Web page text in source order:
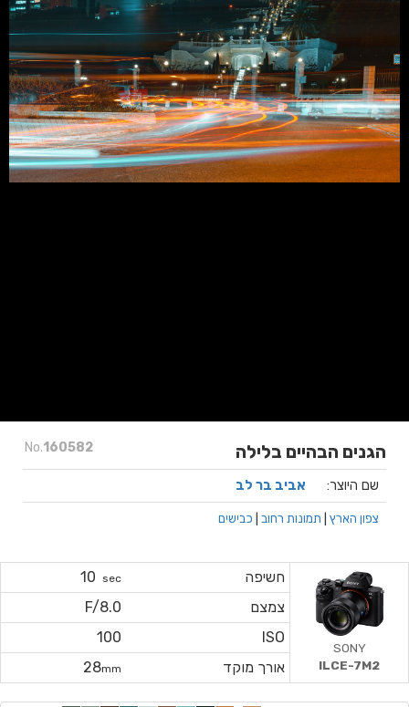
No.160582 הגנים הבהיים בלילה
שם היוצר: אביב בר לב
צפון הארץ תמונות רחוב כבישים
חשיפה sec
10
צמצם
F/8.0
ISO
100
אורך מוקד
28mm
SONY
ILCE-7M2